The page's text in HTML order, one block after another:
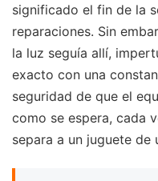
significado el fin de la
reparaciones. Sin
la luz seguía allí,
exacto con una
seguridad de que el
como se espera, cada
separa a un juguete de